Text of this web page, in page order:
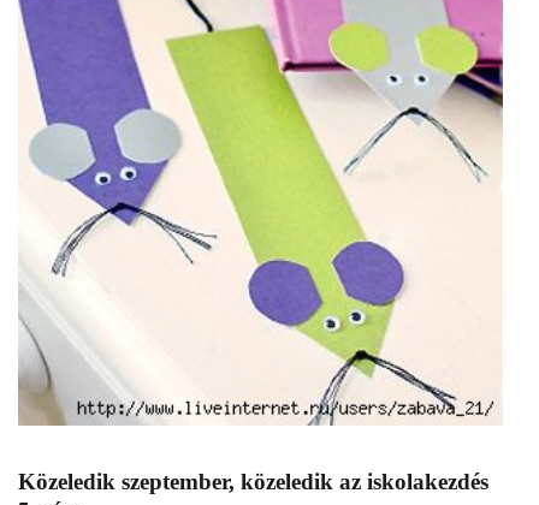
Közeledik szeptember, közeledik az iskolakezdés